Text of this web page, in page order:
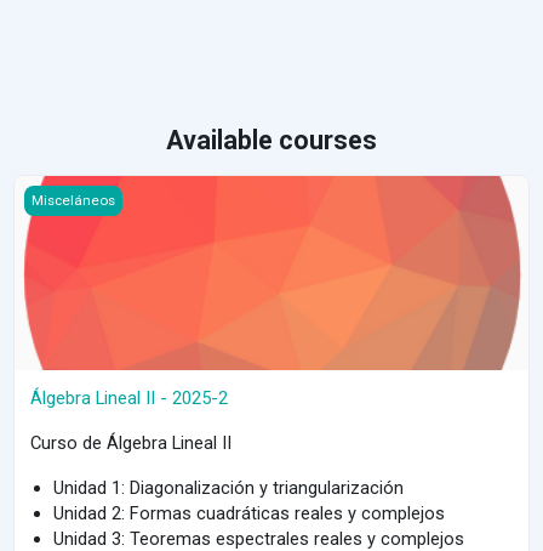
Available courses
Course image Álgebra Lineal II - 2025-2
Misceláneos
Álgebra Lineal II - 2025-2
Curso de Álgebra Lineal II
Unidad 1: Diagonalización y triangularización
Unidad 2: Formas cuadráticas reales y complejos
Unidad 3: Teoremas espectrales reales y complejos